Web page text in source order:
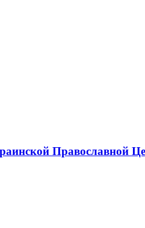
Православной